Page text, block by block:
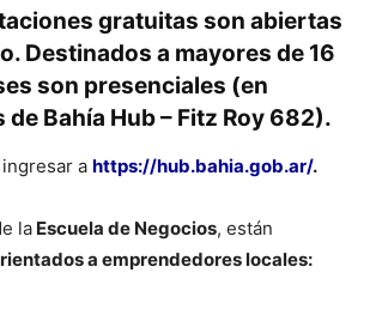
gratuitas son abiertas
. Destinados a mayores de 16
son presenciales (en
Bahía Hub – Fitz Roy 682).
ingresar a https://hub.bahia.gob.ar/.
la Escuela de Negocios, están
a emprendedores locales: